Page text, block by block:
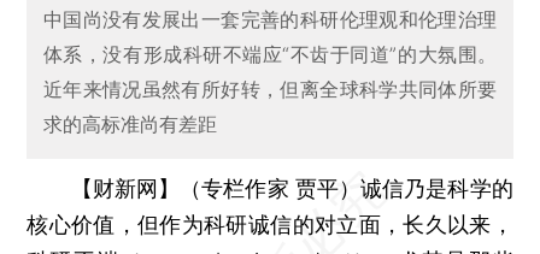
中国尚没有发展出一套完善的科研伦理观和伦理治理
体系，没有形成科研不端应“不齿于同道”的大氛围。
近年来情况虽然有所好转，但离全球科学共同体所要
求的高标准尚有差距
【财新网】（专栏作家 贾平）诚信乃是科学的
核心价值，但作为科研诚信的对立面，长久以来，